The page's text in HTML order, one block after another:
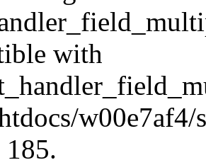
with
w00e7af4/